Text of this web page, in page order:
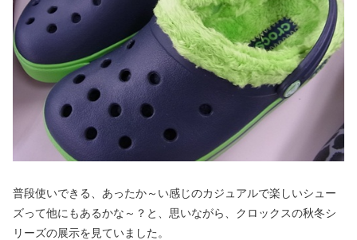
普段使いできる、あったか～い感じのカジュアルで楽しいシュー
ズって他にもあるかな～？と、思いながら、クロックスの秋冬シ
リーズの展示を見ていました。